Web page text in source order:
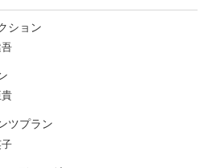
ション
ツプラン